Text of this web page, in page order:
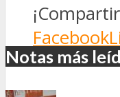
Facebook
Notas más